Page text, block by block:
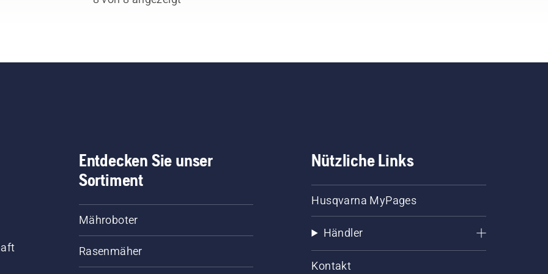
Entdecken Sie unser
Sortiment
Mähroboter
Rasenmäher
Nützliche Links
Husqvarna MyPages
Händler
Kontakt